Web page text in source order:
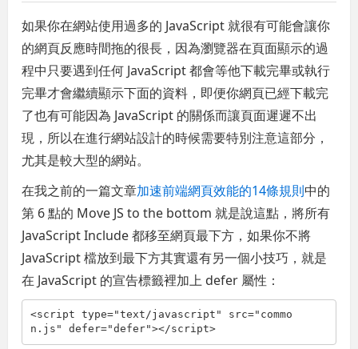
如果你在網站使用過多的 JavaScript 就很有可能會讓你
的網頁反應時間拖的很長，因為瀏覽器在頁面顯示的過
程中只要遇到任何 JavaScript 都會等他下載完畢或執行
完畢才會繼續顯示下面的資料，即便你網頁已經下載完
了也有可能因為 JavaScript 的關係而讓頁面遲遲不出
現，所以在進行網站設計的時候需要特別注意這部分，
尤其是較大型的網站。
在我之前的一篇文章加速前端網頁效能的14條規則中的
第 6 點的 Move JS to the bottom 就是說這點，將所有
JavaScript Include 都移至網頁最下方，如果你不將
JavaScript 檔放到最下方其實還有另一個小技巧，就是
在 JavaScript 的宣告標籤裡加上 defer 屬性：
<script type="text/javascript" src="commo
n.js"
defer="defer"></script>